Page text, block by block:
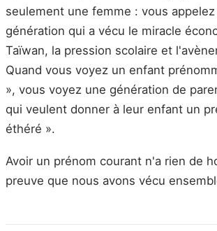
seulement une femme : vous
génération qui a vécu le miracle
Taïwan, la pression scolaire et
Quand vous voyez un enfant
», vous voyez une génération de
qui veulent donner à leur enfant un
éthéré ».
Avoir un prénom courant n'a rien de
preuve que nous avons vécu